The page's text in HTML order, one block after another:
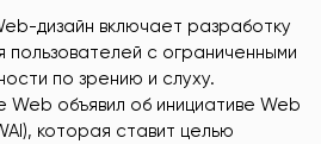
дизайн включает разработку
пользователей с ограниченными
по зрению и слуху.
объявил об инициативе Web
которая ставит целью